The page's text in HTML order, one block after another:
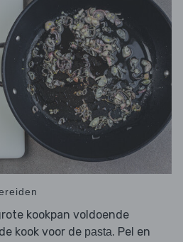
kookpan voldoende
kook voor de pasta. Pel en